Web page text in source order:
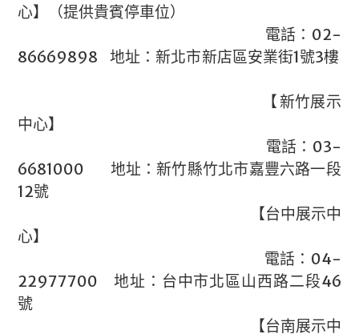
心】（提供貴賓停車位）
電話：02-
86669898 地址：新北市新店區安業街1號3樓
【 新竹展示
中心】
電話：03-
6681000 地址：新竹縣竹北市嘉豐六路一段
12號
【台中展示中
心】
電話：04-
22977700 地址：台中市北區山西路二段46
號
【台南展示中